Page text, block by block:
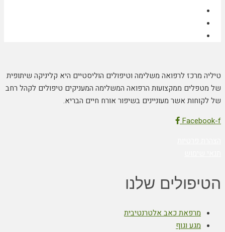
טיליה מרכז לרפואה משלימה וטיפולים הוליסטיים היא קליניקה שיתופית
של מטפלים ממקצועות הרפואה המשלימה המעניקים טיפולים לקהל רחב
של לקוחות אשר מעוניינים בשיפור אורח חיים הבריא.
Facebook-f
הטיפולים שלנו
מרפאת כאב אלטרנטיבית
מגע וגוף